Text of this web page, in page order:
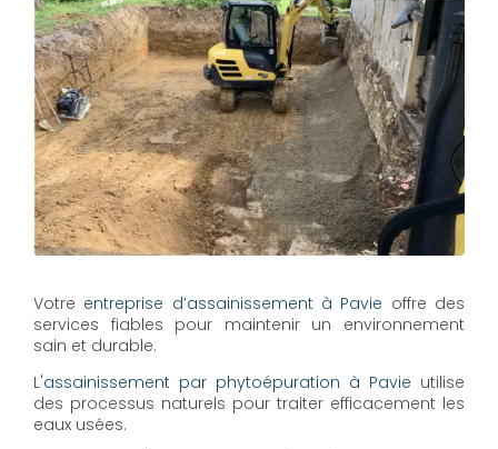
Votre entreprise d’assainissement à Pavie offre des
services fiables pour maintenir un environnement
sain et durable.
L'assainissement par phytoépuration à Pavie utilise
des processus naturels pour traiter efficacement les
eaux usées.